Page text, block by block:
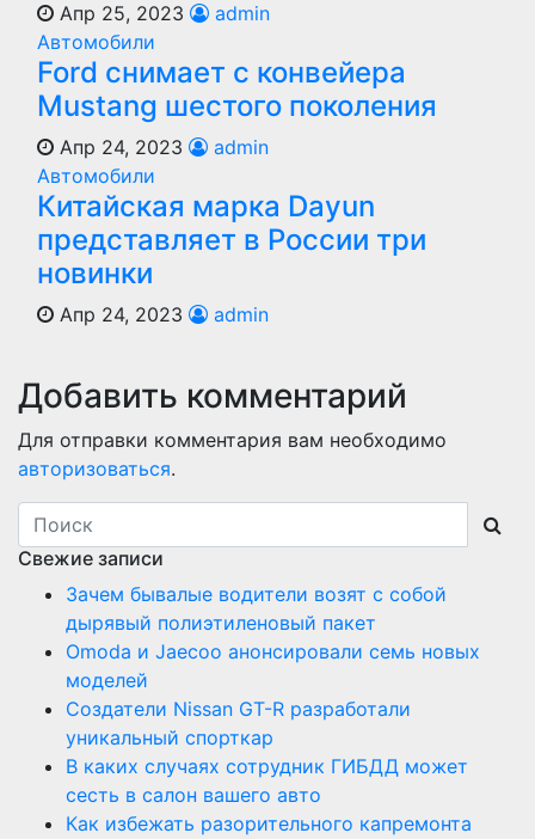
Апр 25, 2023
admin
Автомобили
Ford снимает с конвейера
Mustang шестого поколения
Апр 24, 2023
admin
Автомобили
Китайская марка Dayun
представляет в России три
новинки
Апр 24, 2023 admin
Добавить комментарий
Для отправки комментария вам необходимо
авторизоваться.
Свежие записи
Зачем бывалые водители возят с собой
дырявый полиэтиленовый пакет
Оmoda и Jaecoo анонсировали семь новых
моделей
Создатели Nissan GT-R разработали
уникальный спорткар
В каких случаях сотрудник ГИБДД может
сесть в салон вашего авто
Как избежать разорительного капремонта